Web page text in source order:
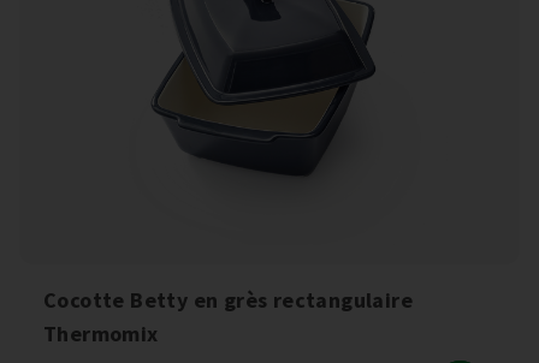
Cocotte Betty en grès rectangulaire
Thermomix